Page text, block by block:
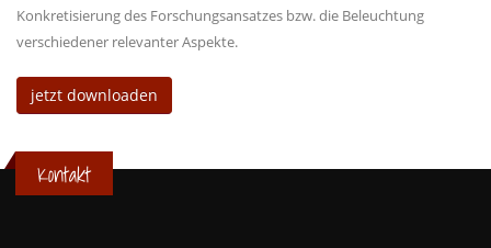
Konkretisierung des Forschungsansatzes bzw. die Beleuchtung
verschiedener relevanter Aspekte.
jetzt downloaden
Kontakt